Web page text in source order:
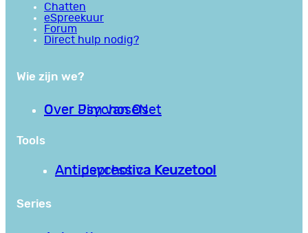
Chatten
eSpreekuur
Forum
Direct hulp nodig?
Wie zijn we?
Over PsychoseNet
Over Jim van Os
Tools
Antipsychotica Keuzetool
Antidepressiva Keuzetool
Series